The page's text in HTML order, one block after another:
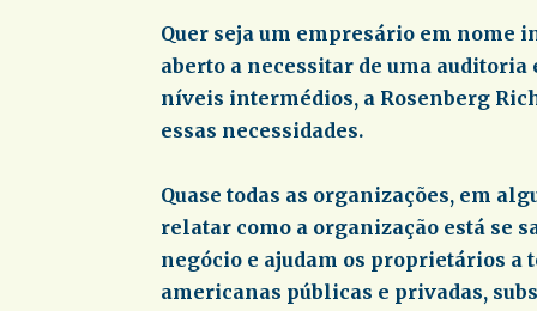
Quer seja um empresário em nome
aberto a necessitar de uma
níveis intermédios, a Rosenberg
essas necessidades.
Quase todas as organizações, em
relatar como a organização está se
negócio e ajudam os proprietários a
americanas públicas e privadas,